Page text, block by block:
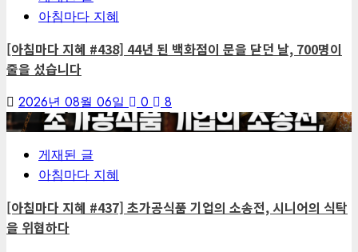
아침마다 지혜
[아침마다 지혜 #438] 44년 된 백화점이 문을 닫던 날, 700명이
줄을 섰습니다
2026년 08월 06일 0
8
5
게재된 글
아침마다 지혜
[아침마다 지혜 #437] 초가공식품 기업의 소송전, 시니어의 식탁
을 위협하다